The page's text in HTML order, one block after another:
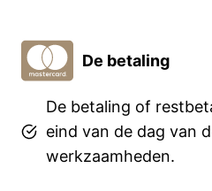
De betaling
De betaling of
eind van de dag van
werkzaamheden.